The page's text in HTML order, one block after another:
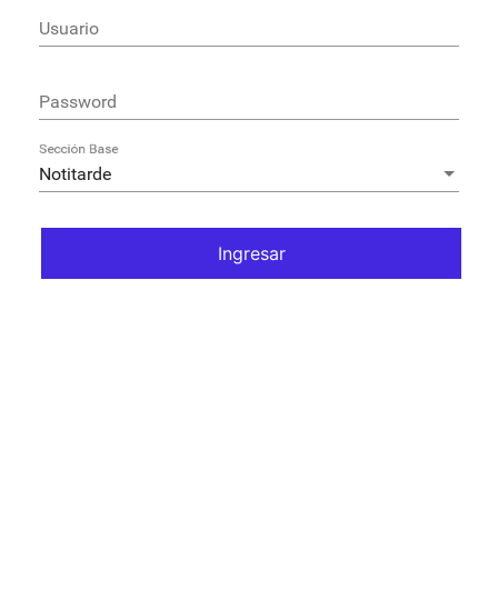
Usuario
Password
Notitarde
Sección Base
Ingresar